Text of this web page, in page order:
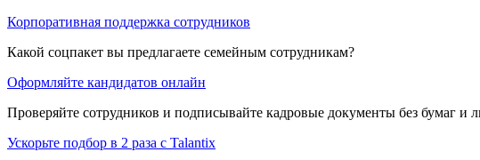
Корпоративная поддержка сотрудников
Какой соцпакет вы предлагаете семейным сотрудникам?
Оформляйте кандидатов онлайн
Проверяйте сотрудников и подписывайте кадровые документы без бумаг и
Ускорьте подбор в 2 раза с Talantix